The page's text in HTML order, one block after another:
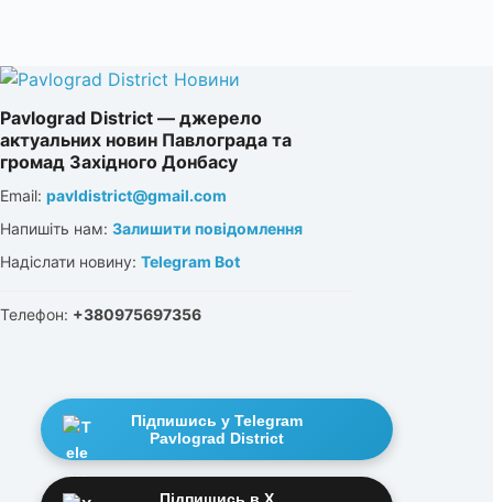
Pavlograd District — джерело
актуальних новин Павлограда та
громад Західного Донбасу
Email: pavldistrict@gmail.com
Напишіть нам: Залишити повідомлення
Надіслати новину: Telegram Bot
Телефон: +380975697356
Підпишись у Telegram
Pavlograd District